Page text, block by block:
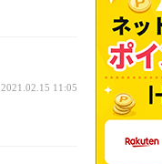
2021.02.15 11:05